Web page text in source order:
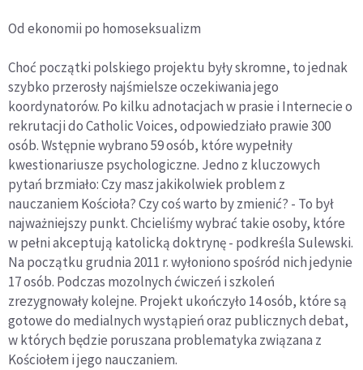
Od ekonomii po homoseksualizm
Choć początki polskiego projektu były skromne, to jednak
szybko przerosły najśmielsze oczekiwania jego
koordynatorów. Po kilku adnotacjach w prasie i Internecie o
rekrutacji do Catholic Voices, odpowiedziało prawie 300
osób. Wstępnie wybrano 59 osób, które wypełniły
kwestionariusze psychologiczne. Jedno z kluczowych
pytań brzmiało: Czy masz jakikolwiek problem z
nauczaniem Kościoła? Czy coś warto by zmienić? - To był
najważniejszy punkt. Chcieliśmy wybrać takie osoby, które
w pełni akceptują katolicką doktrynę - podkreśla Sulewski.
Na początku grudnia 2011 r. wyłoniono spośród nich jedynie
17 osób. Podczas mozolnych ćwiczeń i szkoleń
zrezygnowały kolejne. Projekt ukończyło 14 osób, które są
gotowe do medialnych wystąpień oraz publicznych debat,
w których będzie poruszana problematyka związana z
Kościołem i jego nauczaniem.